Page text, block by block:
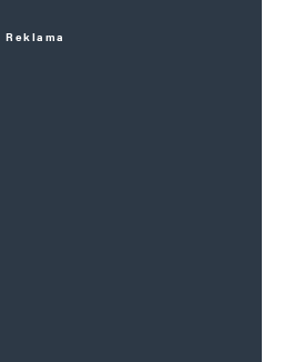
Reklama